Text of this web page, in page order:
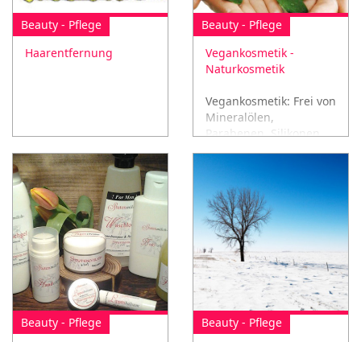
Beauty - Pflege
Haarentfernung
Beauty - Pflege
Vegankosmetik -
Naturkosmetik
Vegankosmetik: Frei von
Mineralölen,
Parabenen, Silikonen
und Paraffinen!
Beauty - Pflege
Beauty - Pflege